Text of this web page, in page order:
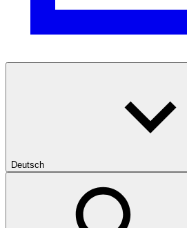
Deutsch